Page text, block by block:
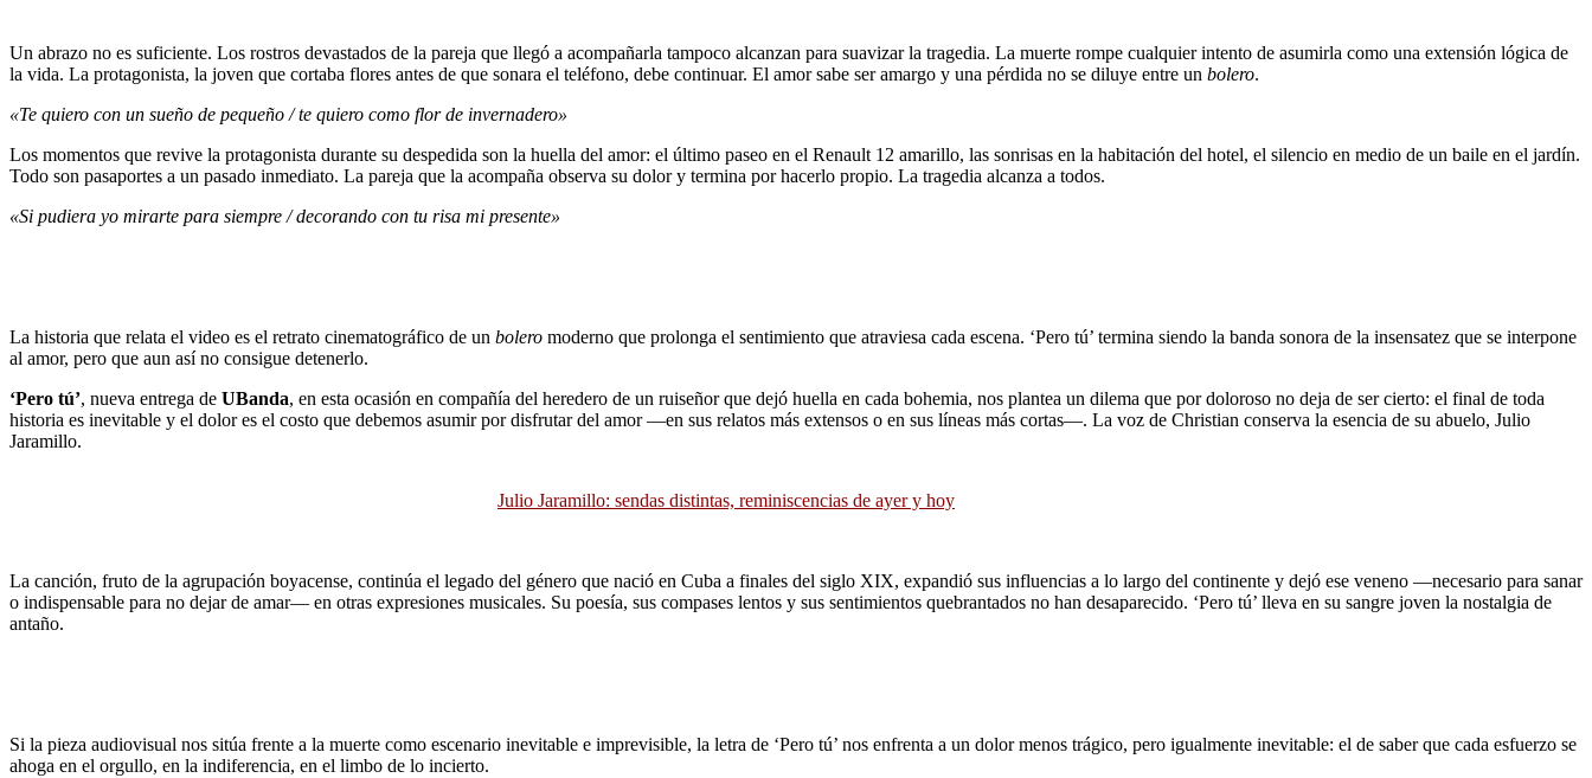
Un abrazo no es suficiente. Los rostros devastados de la pareja que llegó a acompañarla tampoco alcanzan para suavizar la tragedia. La muerte rompe cualquier intento de asumirla como una extensión lógica de
la vida. La protagonista, la joven que cortaba flores antes de que sonara el teléfono, debe continuar. El amor sabe ser amargo y una pérdida no se diluye entre un bolero.
«Te quiero con un sueño de pequeño / te quiero como flor de invernadero»
Los momentos que revive la protagonista durante su despedida son la huella del amor: el último paseo en el Renault 12 amarillo, las sonrisas en la habitación del hotel, el silencio en medio de un baile en el jardín.
Todo son pasaportes a un pasado inmediato. La pareja que la acompaña observa su dolor y termina por hacerlo propio. La tragedia alcanza a todos.
«Si pudiera yo mirarte para siempre / decorando con tu risa mi presente»
La historia que relata el video es el retrato cinematográfico de un bolero moderno que prolonga el sentimiento que atraviesa cada escena. ‘Pero tú’ termina siendo la banda sonora de la insensatez que se interpone
al amor, pero que aun así no consigue detenerlo.
‘Pero tú’, nueva entrega de UBanda, en esta ocasión en compañía del heredero de un ruiseñor que dejó huella en cada bohemia, nos plantea un dilema que por doloroso no deja de ser cierto: el final de toda
historia es inevitable y el dolor es el costo que debemos asumir por disfrutar del amor —en sus relatos más extensos o en sus líneas más cortas—. La voz de Christian conserva la esencia de su abuelo, Julio
Jaramillo.
Julio Jaramillo: sendas distintas, reminiscencias de ayer y hoy
La canción, fruto de la agrupación boyacense, continúa el legado del género que nació en Cuba a finales del siglo XIX, expandió sus influencias a lo largo del continente y dejó ese veneno —necesario para sanar
o indispensable para no dejar de amar— en otras expresiones musicales. Su poesía, sus compases lentos y sus sentimientos quebrantados no han desaparecido. ‘Pero tú’ lleva en su sangre joven la nostalgia de
antaño.
Si la pieza audiovisual nos sitúa frente a la muerte como escenario inevitable e imprevisible, la letra de ‘Pero tú’ nos enfrenta a un dolor menos trágico, pero igualmente inevitable: el de saber que cada esfuerzo se
ahoga en el orgullo, en la indiferencia, en el limbo de lo incierto.